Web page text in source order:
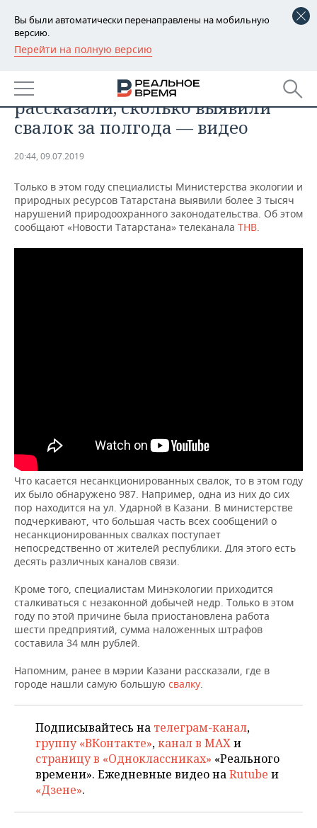
Вы были автоматически перенаправлены на мобильную
версию.
Перейти на полную версию
РЕГИОНЫ
БАШКОРТОСТАН
ТАТАРСТАН
НОВОСТИ
АНАЛИТИКА
ДЕКЛАРАЦИИ О ДОХОДАХ
КОРОЛИ ГОСЗАКАЗА ПФО
ВУЗЫ ТАТАРСТАНА
НОВОСТИ ЭКОНОМИКИ
ФИНАНСЫ
БАНКИ
ПРОМЫШЛЕННОСТЬ
НОВОСТИ
ПРОМЫШЛЕННОСТИ
НЕДВИЖИМОСТЬ
НОВОСТИ НЕДВИЖИМОСТИ
АВТО
ТЕЛЕКОММУНИКАЦИИ
БИЗНЕС-БРАНЧИ
ONLINE-КОНФЕРЕНЦИИ
ОТКРЫТАЯ ЛЕКЦИЯ
ФУТБОЛ
ХОККЕЙ
БАСКЕТБОЛ
ВОЛЕЙБОЛ
КИБЕРСПОРТ
ФИГУРНОЕ КАТАНИЕ
ВОДНЫЕ ВИДЫ СПОРТА
ХОККЕЙ С МЯЧОМ
НОВОСТИ ОБЩЕСТВА
ВЛАСТЬ
ИНФРАСТРУКТУРА
ИСТОРИЯ
КУЛЬТУРА
МЕДИЦИНА
ОБРАЗОВАНИЕ
ПРОИСШЕСТВИЯ
ФОТОГАЛЕРЕЯ
СЮЖЕТЫ
СПРАВОЧНИК
СПИСОК ПЕРСОН
СПИСОК КОМПАНИЙ
ПОЛНАЯ ВЕРСИЯ
В Минэкологии Татарстана
рассказали, сколько выявили
свалок за полгода — видео
20:44, 09.07.2019
Только в этом году специалисты Министерства экологии и
природных ресурсов Татарстана выявили более 3 тысяч
нарушений природоохранного законодательства. Об этом
сообщают «Новости Татарстана» телеканала ТНВ.
Что касается несанкционированных свалок, то в этом году
их было обнаружено 987. Например, одна из них до сих
пор находится на ул. Ударной в Казани. В министерстве
подчеркивают, что большая часть всех сообщений о
несанкционированных свалках поступает
непосредственно от жителей республики. Для этого есть
десять различных каналов связи.
Кроме того, специалистам Минэкологии приходится
сталкиваться с незаконной добычей недр. Только в этом
году по этой причине была приостановлена работа
шести предприятий, сумма наложенных штрафов
составила 34 млн рублей.
Напомним, ранее в мэрии Казани рассказали, где в
городе нашли самую большую свалку.
Подписывайтесь на телеграм-канал,
группу «ВКонтакте»,канал в MAXи
страницу в «Одноклассниках» «Реального
времени». Ежедневные видео наRutube и
«Дзене».